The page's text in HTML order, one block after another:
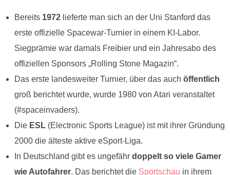
Bereits 1972lieferte man sich an der Uni Stanford das
erste offizielle Spacewar-Turnier in einem KI-Labor.
Siegprämie war damals Freibier und ein Jahresabo des
offiziellen Sponsors „Rolling Stone Magazin“.
Das erste landesweiter Turnier, über das auch öffentlich
groß berichtet wurde, wurde 1980 von Atari veranstaltet
(#spaceinvaders).
Die ESL(Electronic Sports League) ist mit ihrer Gründung
2000 die älteste aktive eSport-Liga.
In Deutschland gibt es ungefährdoppelt so viele Gamer
wie Autofahrer. Das berichtet die Sportschau in ihrem